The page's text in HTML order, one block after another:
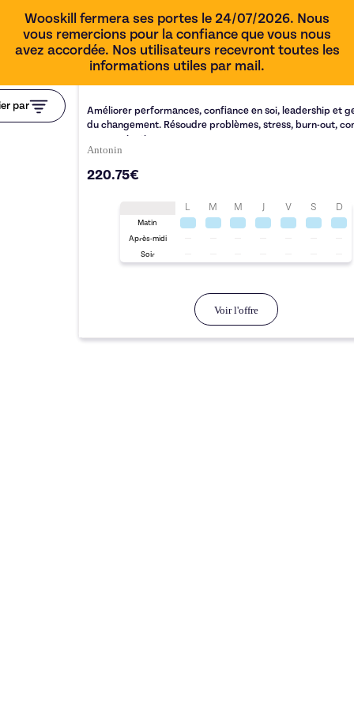
Wooskill fermera ses portes le 24/07/2026. Nous
vous remercions pour la confiance que vous nous
avez accordée. Nos utilisateurs recevront toutes les
informations utiles par mail.
par
Améliorer performances, confiance en soi, leadership et
du changement. Résoudre problèmes, stress, burn-out,
communication.
Antonin
220.75€
L M M J V S D
Matin
Après-midi
Soir
Voir l'offre